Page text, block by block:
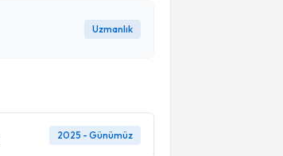
Uzmanlık
2025 - Günümüz